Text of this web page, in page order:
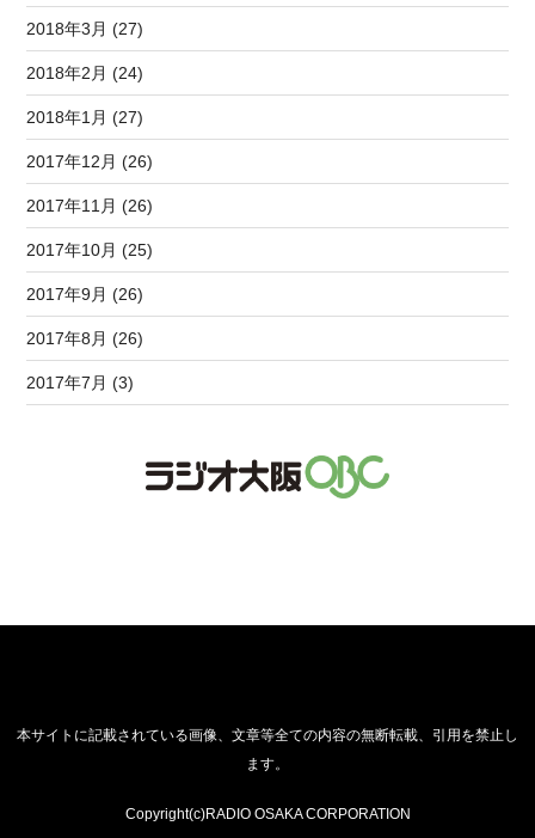
2018年3月 (27)
2018年2月 (24)
2018年1月 (27)
2017年12月 (26)
2017年11月 (26)
2017年10月 (25)
2017年9月 (26)
2017年8月 (26)
2017年7月 (3)
本サイトに記載されている画像、文章等全ての内容の無断転載、引用を禁止し
ます。
Copyright(c)RADIO OSAKA CORPORATION